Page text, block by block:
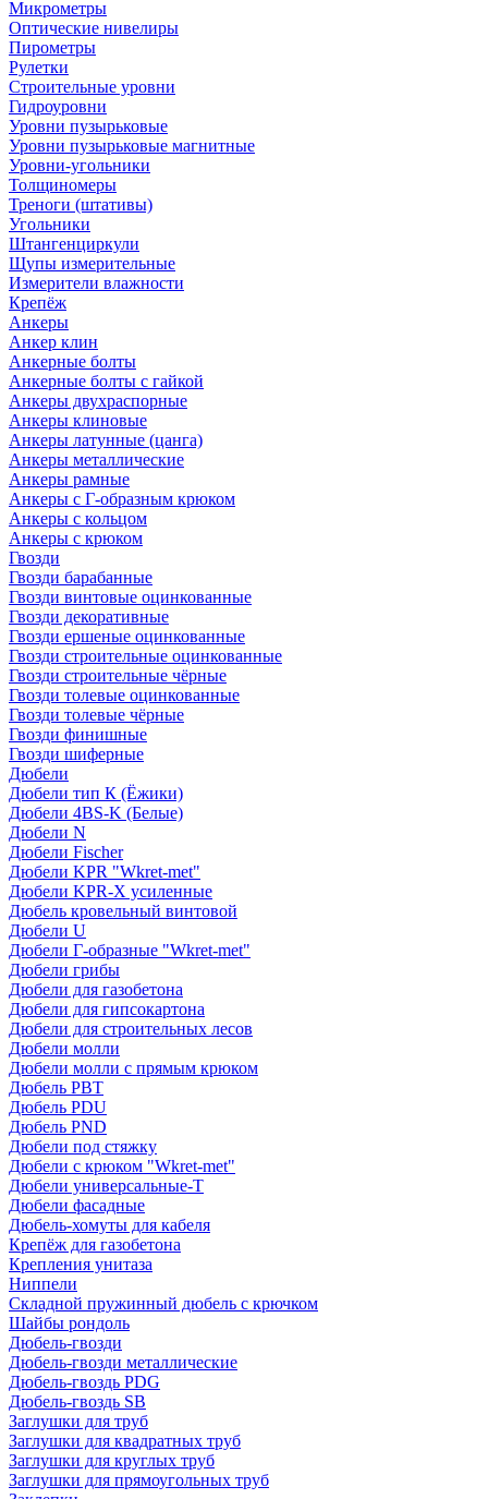
Микрометры
Оптические нивелиры
Пирометры
Рулетки
Строительные уровни
Гидроуровни
Уровни пузырьковые
Уровни пузырьковые магнитные
Уровни-угольники
Толщиномеры
Треноги (штативы)
Угольники
Штангенциркули
Щупы измерительные
Измерители влажности
Крепёж
Анкеры
Анкер клин
Анкерные болты
Анкерные болты с гайкой
Анкеры двухраспорные
Анкеры клиновые
Анкеры латунные (цанга)
Анкеры металлические
Анкеры рамные
Анкеры с Г-образным крюком
Анкеры с кольцом
Анкеры с крюком
Гвозди
Гвозди барабанные
Гвозди винтовые оцинкованные
Гвозди декоративные
Гвозди ершеные оцинкованные
Гвозди строительные оцинкованные
Гвозди строительные чёрные
Гвозди толевые оцинкованные
Гвозди толевые чёрные
Гвозди финишные
Гвозди шиферные
Дюбели
Дюбели тип К (Ёжики)
Дюбели 4BS-K (Белые)
Дюбели N
Дюбели Fischer
Дюбели KPR "Wkret-met"
Дюбели KPR-Х усиленные
Дюбель кровельный винтовой
Дюбели U
Дюбели Г-образные "Wkret-met"
Дюбели грибы
Дюбели для газобетона
Дюбели для гипсокартона
Дюбели для строительных лесов
Дюбели молли
Дюбели молли с прямым крюком
Дюбель PBT
Дюбель PDU
Дюбель PND
Дюбели под стяжку
Дюбели с крюком "Wkret-met"
Дюбели универсальные-Т
Дюбели фасадные
Дюбель-хомуты для кабеля
Крепёж для газобетона
Крепления унитаза
Ниппели
Складной пружинный дюбель с крючком
Шайбы рондоль
Дюбель-гвозди
Дюбель-гвозди металлические
Дюбель-гвоздь PDG
Дюбель-гвоздь SB
Заглушки для труб
Заглушки для квадратных труб
Заглушки для круглых труб
Заглушки для прямоугольных труб